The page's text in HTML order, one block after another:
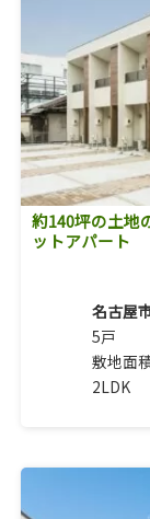
約140坪の土地
ットアパート
名古屋
5戸
敷地面
2LDK